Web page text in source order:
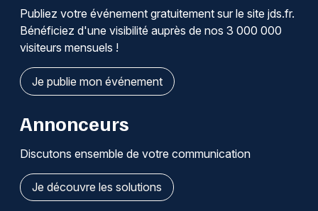
Publiez votre événement gratuitement sur le site jds.fr.
Bénéficiez d'une visibilité auprès de nos 3 000 000
visiteurs mensuels !
Je publie mon événement
Annonceurs
Discutons ensemble de votre communication
Je découvre les solutions